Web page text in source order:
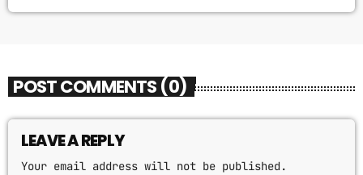
POST COMMENTS (0)
LEAVE A REPLY
Your email address will not be published.